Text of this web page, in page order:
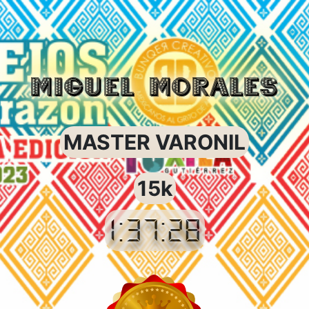
MIGUEL MORALES
MASTER VARONIL
15k
1:37:28